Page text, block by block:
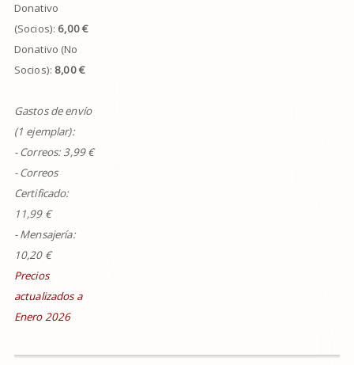
Donativo
(Socios): 6,00 €
Donativo (No
Socios): 8,00 €
Gastos de envío
(1 ejemplar):
- Correos:3,99€
- Correos
Certificado:
11,99 €
- Mensajería:
10,20 €
Precios
actualizados a
Enero 2026